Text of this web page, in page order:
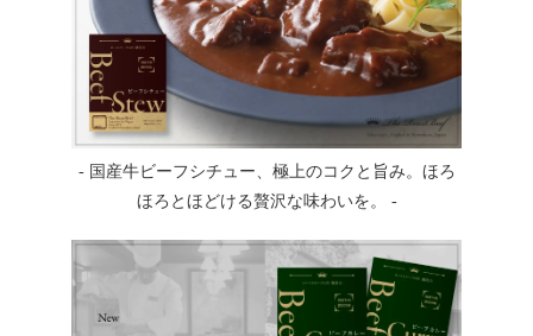
- 国産牛ビーフシチュー、極上のコクと旨み。ほろ
ほろとほどける贅沢な味わいを。 -